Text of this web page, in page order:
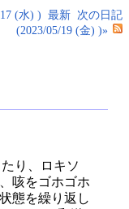
(水) ) 最新 次の日記
(2023/05/19 (金) )»
り、ロキソ
咳をゴホゴホ
態を繰り返し